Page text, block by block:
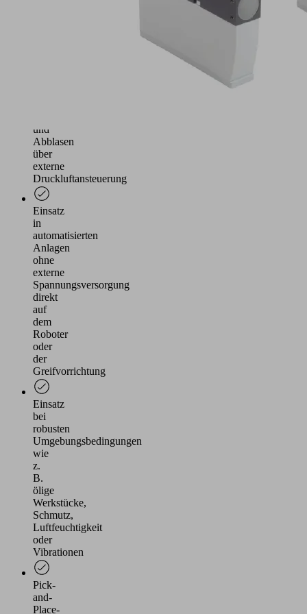
und
Abblasen
über
externe
Druckluftansteuerung
Einsatz
in
automatisierten
Anlagen
ohne
externe
Spannungsversorgung
direkt
auf
dem
Roboter
oder
der
Greifvorrichtung
Einsatz
bei
robusten
Umgebungsbedingungen
wie
z.
B.
ölige
Werkstücke,
Schmutz,
Luftfeuchtigkeit
oder
Vibrationen
Pick-
and-
Place-